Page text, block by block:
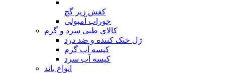
کفش زیر گچ
جوراب آمبولی
کالای طبی سرد و گرم
ژل خنک کننده و ضد درد
کیسه آب گرم
کیسه آب سرد
انواع باند